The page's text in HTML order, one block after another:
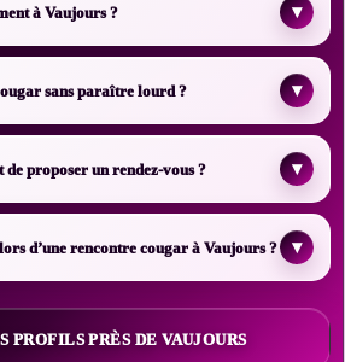
à Vaujours ? ▾
sans paraître lourd ? ▾
proposer un rendez-vous ? ▾
d’une rencontre cougar à Vaujours ? ▾
PROFILS PRÈS DE VAUJOURS